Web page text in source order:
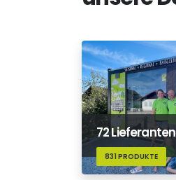
72 Lieferanten
831 PRODUKTE